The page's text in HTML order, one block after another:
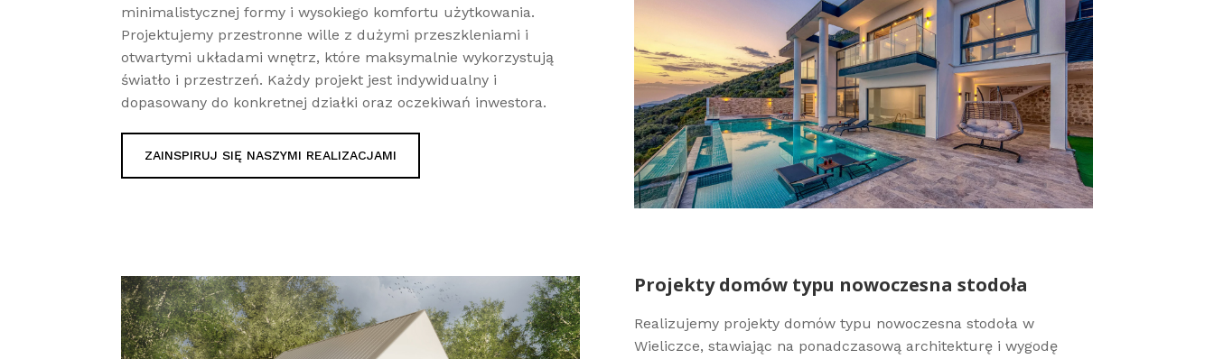
minimalistycznej formy i wysokiego komfortu użytkowania.
Projektujemy przestronne wille z dużymi przeszkleniami i
otwartymi układami wnętrz, które maksymalnie wykorzystują
światło i przestrzeń. Każdy projekt jest indywidualny i
dopasowany do konkretnej działki oraz oczekiwań inwestora.
ZAINSPIRUJ SIĘ NASZYMI REALIZACJAMI
Projekty domów typu nowoczesna stodoła
Realizujemy projekty domów typu nowoczesna stodoła w
Wieliczce, stawiając na ponadczasową architekturę i wygodę